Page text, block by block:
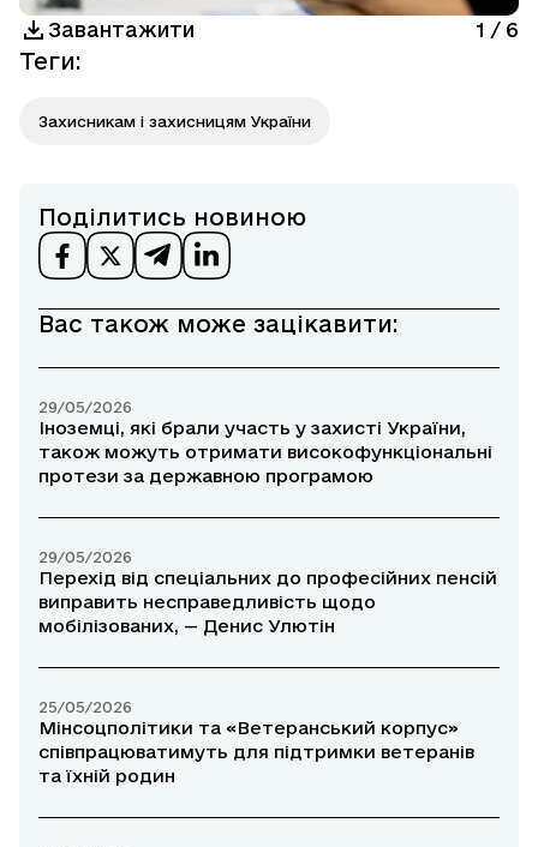
Завантажити 1 / 6
Теги:
Захисникам і захисницям України
Поділитись новиною
Вас також може зацікавити:
29/05/2026
Іноземці, які брали участь у захисті України,
також можуть отримати високофункціональні
протези за державною програмою
29/05/2026
Перехід від спеціальних до професійних пенсій
виправить несправедливість щодо
мобілізованих, — Денис Улютін
25/05/2026
Мінсоцполітики та «Ветеранський корпус»
співпрацюватимуть для підтримки ветеранів
та їхній родин